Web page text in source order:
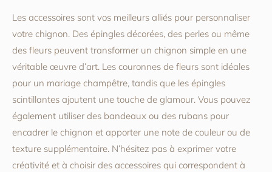
Les accessoires sont vos meilleurs alliés pour personnaliser
votre chignon. Des épingles décorées, des perles ou même
des fleurs peuvent transformer un chignon simple en une
véritable œuvre d’art. Les couronnes de fleurs sont idéales
pour un mariage champêtre, tandis que les épingles
scintillantes ajoutent une touche de glamour. Vous pouvez
également utiliser des bandeaux ou des rubans pour
encadrer le chignon et apporter une note de couleur ou de
texture supplémentaire. N’hésitez pas à exprimer votre
créativité et à choisir des accessoires qui correspondent à